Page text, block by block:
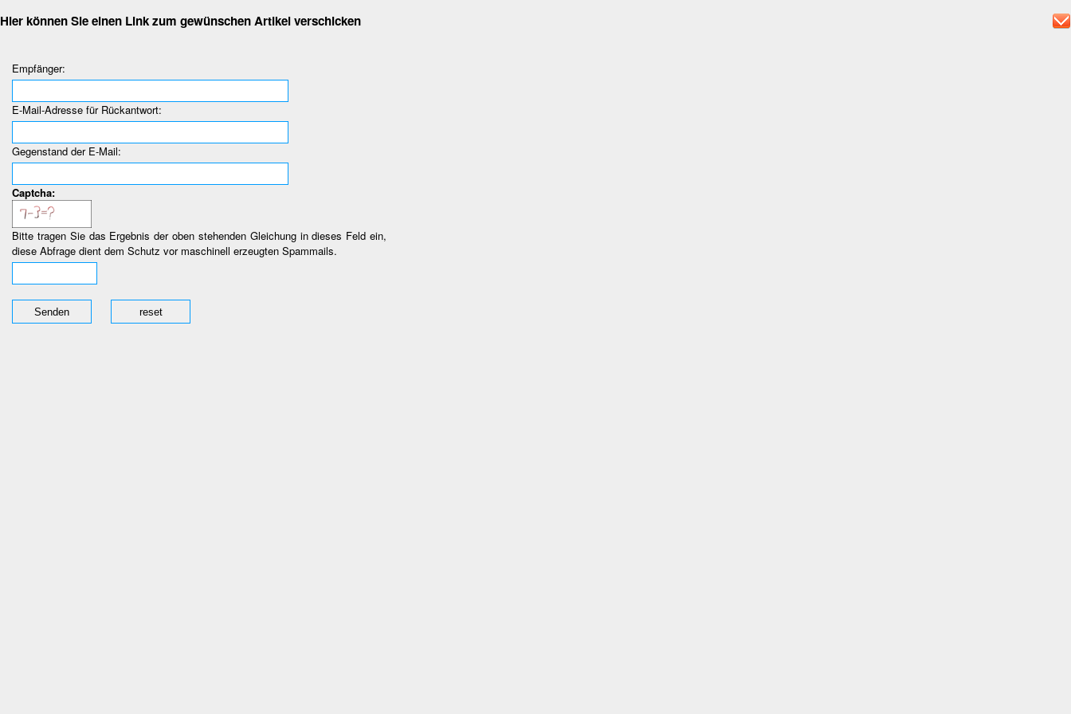
Hier können Sie einen Link zum gewünschen Artikel verschicken
Empfänger:
E-Mail-Adresse für Rückantwort:
Gegenstand der E-Mail:
Captcha:
Bitte tragen Sie das Ergebnis der oben stehenden Gleichung in dieses Feld ein,
diese Abfrage dient dem Schutz vor maschinell erzeugten Spammails.